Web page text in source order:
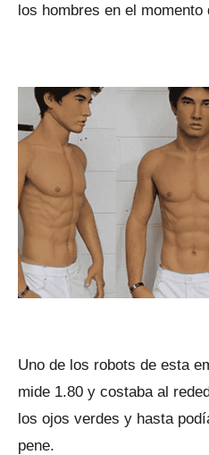
los hombres en el momento
Uno de los robots de esta
mide 1.80 y costaba al
los ojos verdes y hasta
pene.